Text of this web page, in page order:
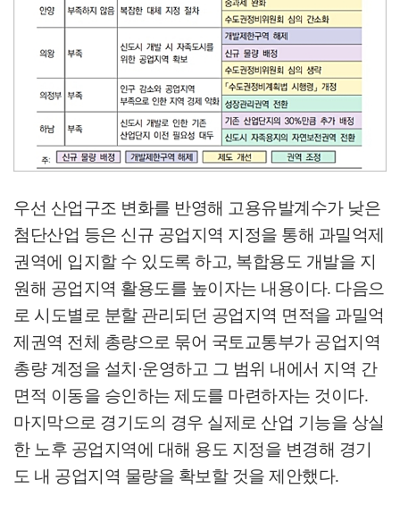
우선 산업구조 변화를 반영해 고용유발계수가 낮은
첨단산업 등은 신규 공업지역 지정을 통해 과밀억제
권역에 입지할 수 있도록 하고, 복합용도 개발을 지
원해 공업지역 활용도를 높이자는 내용이다. 다음으
로 시도별로 분할 관리되던 공업지역 면적을 과밀억
제권역 전체 총량으로 묶어 국토교통부가 공업지역
총량 계정을 설치 ·운영하고 그 범위 내에서 지역 간
면적 이동을 승인하는 제도를 마련하자는 것이다.
마지막으로 경기도의 경우 실제로 산업 기능을 상실
한 노후 공업지역에 대해 용도 지정을 변경해 경기
도 내 공업지역 물량을 확보할 것을 제안했다.